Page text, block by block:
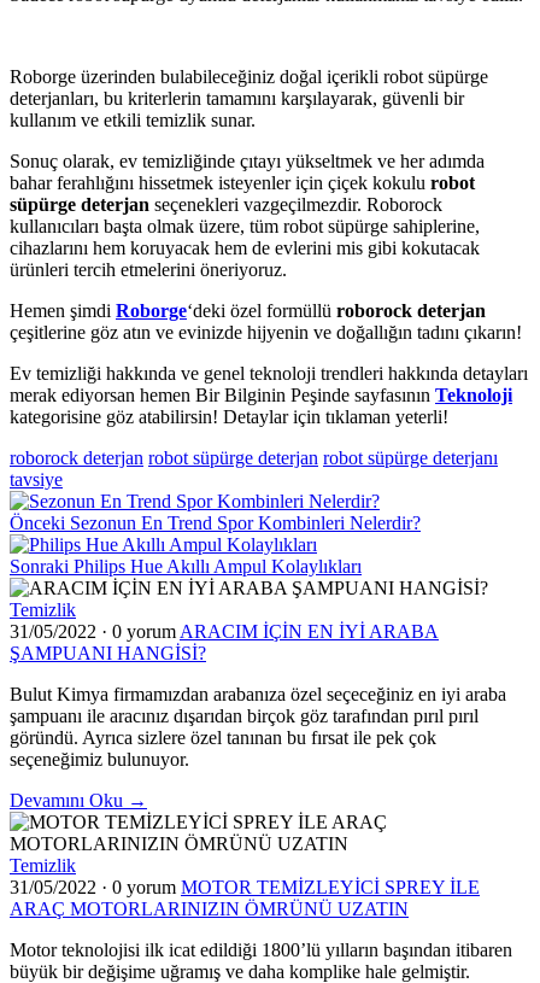
Roborge üzerinden bulabileceğiniz doğal içerikli robot süpürge
deterjanları, bu kriterlerin tamamını karşılayarak, güvenli bir
kullanım ve etkili temizlik sunar.
Sonuç olarak, ev temizliğinde çıtayı yükseltmek ve her adımda
bahar ferahlığını hissetmek isteyenler için çiçek kokulu robot
süpürge deterjan seçenekleri vazgeçilmezdir. Roborock
kullanıcıları başta olmak üzere, tüm robot süpürge sahiplerine,
cihazlarını hem koruyacak hem de evlerini mis gibi kokutacak
ürünleri tercih etmelerini öneriyoruz.
Hemen şimdi Roborge‘deki özel formüllü roborock deterjan
çeşitlerine göz atın ve evinizde hijyenin ve doğallığın tadını çıkarın!
Ev temizliği hakkında ve genel teknoloji trendleri hakkında detayları
merak ediyorsan hemen Bir Bilginin Peşinde sayfasının Teknoloji
kategorisine göz atabilirsin! Detaylar için tıklaman yeterli!
roborock deterjan robot süpürge deterjan robot süpürge deterjanı
tavsiye
Önceki Sezonun En Trend Spor Kombinleri Nelerdir?
Sonraki Philips Hue Akıllı Ampul Kolaylıkları
Temizlik
31/05/2022 · 0 yorum ARACIM İÇİN EN İYİ ARABA
ŞAMPUANI HANGİSİ?
Bulut Kimya firmamızdan arabanıza özel seçeceğiniz en iyi araba
şampuanı ile aracınız dışarıdan birçok göz tarafından pırıl pırıl
göründü. Ayrıca sizlere özel tanınan bu fırsat ile pek çok
seçeneğimiz bulunuyor.
Devamını Oku →
Temizlik
31/05/2022 · 0 yorum MOTOR TEMİZLEYİCİ SPREY İLE
ARAÇ MOTORLARINIZIN ÖMRÜNÜ UZATIN
Motor teknolojisi ilk icat edildiği 1800’lü yılların başından itibaren
büyük bir değişime uğramış ve daha komplike hale gelmiştir.